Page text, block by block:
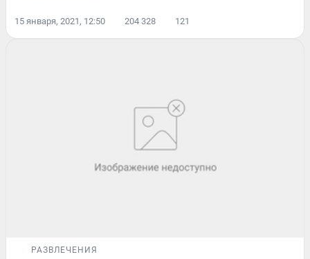
15 января, 2021, 12:50 204 328 121
РАЗВЛЕЧЕНИЯ